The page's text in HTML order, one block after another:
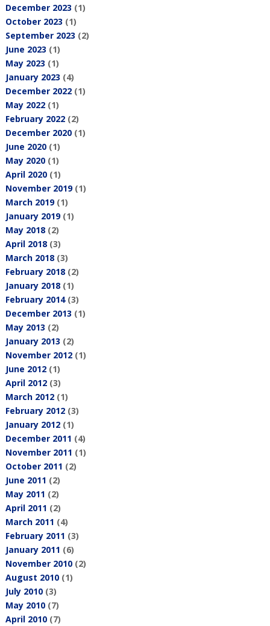
December 2023 (1)
October 2023 (1)
September 2023 (2)
June 2023 (1)
May 2023 (1)
January 2023 (4)
December 2022(1)
May 2022(1)
February 2022(2)
December 2020(1)
June 2020(1)
May 2020(1)
April 2020(1)
November 2019(1)
March 2019(1)
January 2019(1)
May 2018(2)
April 2018(3)
March 2018(3)
February 2018(2)
January 2018(1)
February 2014(3)
December 2013 (1)
May 2013 (2)
January 2013 (2)
November 2012(1)
June 2012(1)
April 2012(3)
March 2012(1)
February 2012(3)
January 2012(1)
December 2011 (4)
November 2011 (1)
October 2011 (2)
June 2011 (2)
May 2011 (2)
April 2011 (2)
March 2011 (4)
February 2011 (3)
January 2011 (6)
November 2010(2)
August 2010(1)
July 2010(3)
May 2010(7)
April 2010(7)